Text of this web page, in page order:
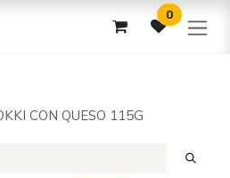
0
CON QUESO 115G